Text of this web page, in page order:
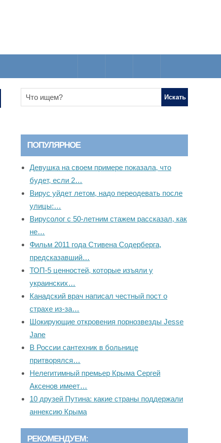
ПОПУЛЯРНОЕ
Девушка на своем примере показала, что
будет, если 2…
Вирус уйдет летом, надо переодевать после
улицы:…
Вирусолог с 50-летним стажем рассказал, как
не…
Фильм 2011 года Стивена Содерберга,
предсказавший…
ТОП-5 ценностей, которые изъяли у
украинских…
Канадский врач написал честный пост о
страхе из-за…
Шокирующие откровения порнозвезды Jesse
Jane
В России сантехник в больнице
притворялся…
Нелегитимный премьер Крыма Сергей
Аксенов имеет…
10 друзей Путина: какие страны поддержали
аннексию Крыма
РЕКОМЕНДУЕМ: